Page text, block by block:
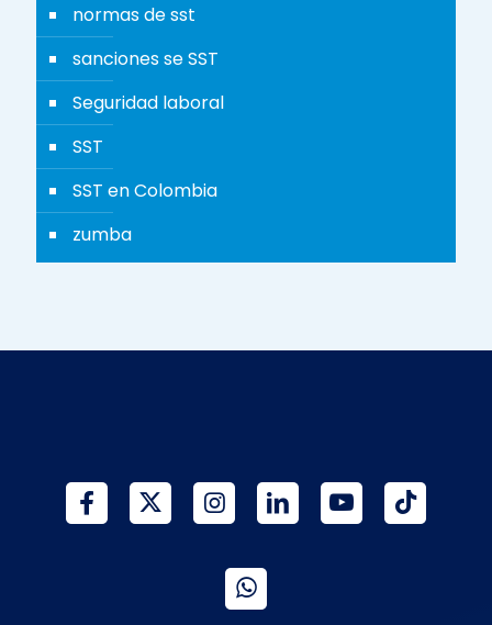
normas de sst
sanciones se SST
Seguridad laboral
SST
SST en Colombia
zumba